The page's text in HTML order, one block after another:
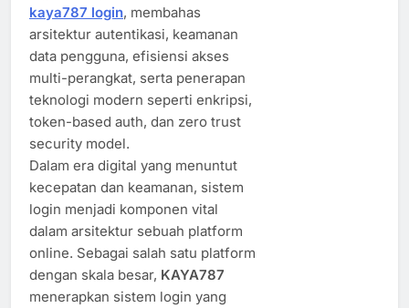
kaya787 login, membahas
arsitektur autentikasi, keamanan
data pengguna, efisiensi akses
multi-perangkat, serta penerapan
teknologi modern seperti enkripsi,
token-based auth, dan zero trust
security model.
Dalam era digital yang menuntut
kecepatan dan keamanan, sistem
login menjadi komponen vital
dalam arsitektur sebuah platform
online. Sebagai salah satu platform
dengan skala besar, KAYA787
menerapkan sistem login yang